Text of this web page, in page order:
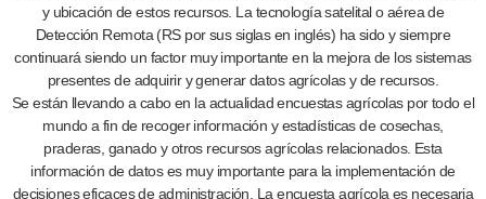
y ubicación de estos recursos. La tecnología satelital o aérea de
Detección Remota (RS por sus siglas en inglés) ha sido y siempre
continuará siendo un factor muy importante en la mejora de los sistemas
presentes de adquirir y generar datos agrícolas y de recursos.
Se están llevando a cabo en la actualidad encuestas agrícolas por todo el
mundo a fin de recoger información y estadísticas de cosechas,
praderas, ganado y otros recursos agrícolas relacionados. Esta
información de datos es muy importante para la implementación de
decisiones eficaces de administración. La encuesta agrícola es necesaria